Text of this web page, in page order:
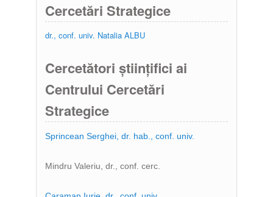
Cercetări Strategice
dr., conf. univ. Natalia ALBU
Cercetători științifici ai
Centrului Cercetări
Strategice
Sprincean Serghei, dr. hab., conf. univ.
Mindru Valeriu , dr., conf. cerc.